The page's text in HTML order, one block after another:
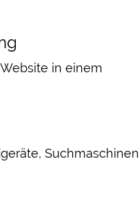
in einem
Suchmaschinen